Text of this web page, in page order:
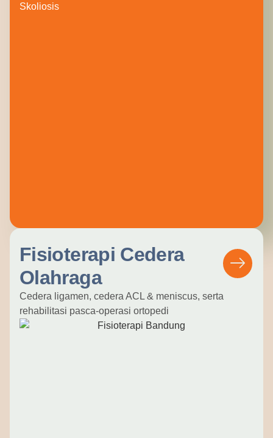
Skoliosis
Fisioterapi Cedera
Olahraga
Cedera ligamen, cedera ACL & meniscus, serta
rehabilitasi pasca-operasi ortopedi